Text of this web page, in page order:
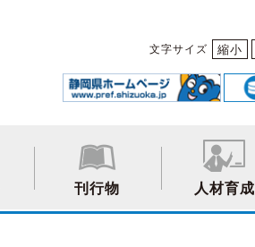
文字サイズ 縮小
刊行物 人材育成